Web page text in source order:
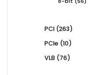
PCI 263263
PCIe 1010
VLB 7676